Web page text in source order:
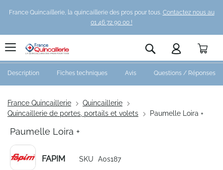
France Quincaillerie, la quincaillerie des pros pour tous. Contactez nous au
01 46 72 90 00 !
Rechercher
France Quincaillerie
Quincaillerie
Quincaillerie de portes, portails et volets
Paumelle Loira +
Paumelle Loira +
FAPIM SKU A0s187
Description Fiches techniques Avis Questions / Réponses